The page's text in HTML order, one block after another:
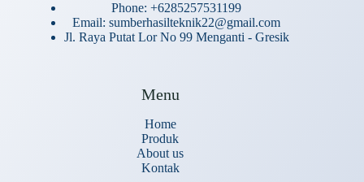
Phone: +6285257531199
Email: sumberhasilteknik22@gmail.com
Jl. Raya Putat Lor No 99 Menganti - Gresik
Menu
Home
Produk
About us
Kontak